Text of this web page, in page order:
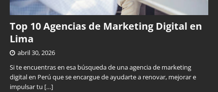
Top 10 Agencias de Marketing Digital en
Lima
abril 30, 2026
Si te encuentras en esa búsqueda de una agencia de marketing
digital en Perú que se encargue de ayudarte a renovar, mejorar e
impulsar tu […]